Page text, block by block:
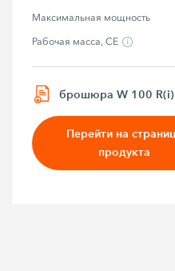
Максимальная мощность
Рабочая масса, CE
брошюра W 100 R(i)
Перейти на
продукта